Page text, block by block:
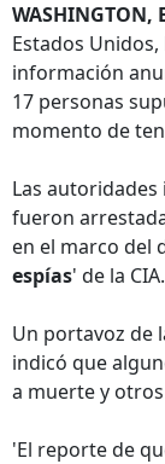
WASHINGTON,
Estados Unidos,
información
17 personas
momento de
Las
fueron
en el marco del
espías' de la CIA.
Un portavoz de
indicó que
a muerte y
'El reporte de